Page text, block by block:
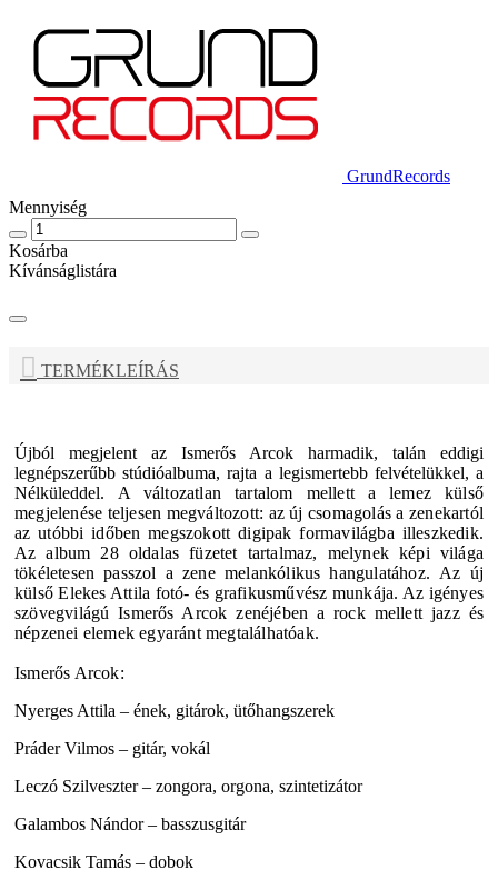
GrundRecords
Mennyiség
Kosárba
Kívánságlistára
TERMÉKLEÍRÁS
Újból megjelent az Ismerős Arcok harmadik, talán eddigi
legnépszerűbb stúdióalbuma, rajta a legismertebb felvételükkel, a
Nélküleddel. A változatlan tartalom mellett a lemez külső
megjelenése teljesen megváltozott: az új csomagolás a zenekartól
az utóbbi időben megszokott digipak formavilágba illeszkedik.
Az album 28 oldalas füzetet tartalmaz, melynek képi világa
tökéletesen passzol a zene melankólikus hangulatához. Az új
külső Elekes Attila fotó- és grafikusművész munkája. Az igényes
szövegvilágú Ismerős Arcok zenéjében a rock mellett jazz és
népzenei elemek egyaránt megtalálhatóak.
Ismerős Arcok:
Nyerges Attila – ének, gitárok, ütőhangszerek
Práder Vilmos – gitár, vokál
Leczó Szilveszter – zongora, orgona, szintetizátor
Galambos Nándor – basszusgitár
Kovacsik Tamás – dobok